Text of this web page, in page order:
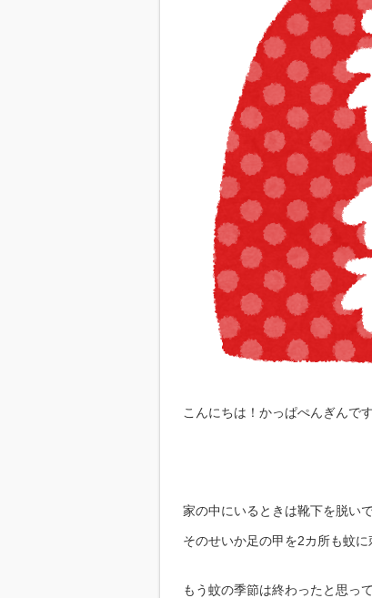
こんにちは！かっぱぺんぎんです
家の中にいるときは靴下を脱い
そのせいか足の甲を2カ所も蚊に
もう蚊の季節は終わったと思っ